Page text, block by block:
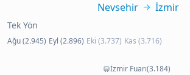
Nevsehir İzmir
Tek Yön
Ağu (2.945) Eyl (2.896) Eki (3.737) Kas (3.716)
İzmir Fuarı(3.184)